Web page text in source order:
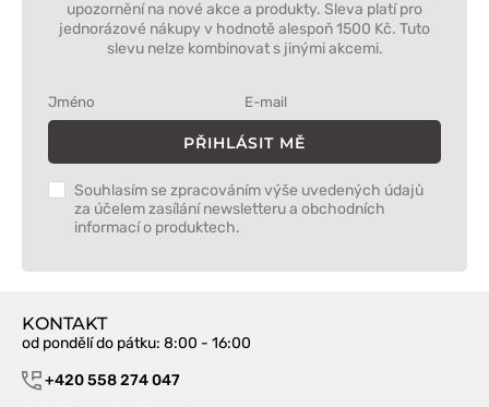
upozornění na nové akce a produkty. Sleva platí pro
jednorázové nákupy v hodnotě alespoň 1500 Kč. Tuto
slevu nelze kombinovat s jinými akcemi.
PŘIHLÁSIT MĚ
Souhlasím se zpracováním výše uvedených údajů
za účelem zasílání newsletteru a obchodních
informací o produktech.
KONTAKT
od pondělí do pátku: 8:00 - 16:00
+420 558 274 047